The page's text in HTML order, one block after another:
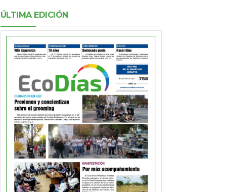
ÚLTIMA EDICIÓN